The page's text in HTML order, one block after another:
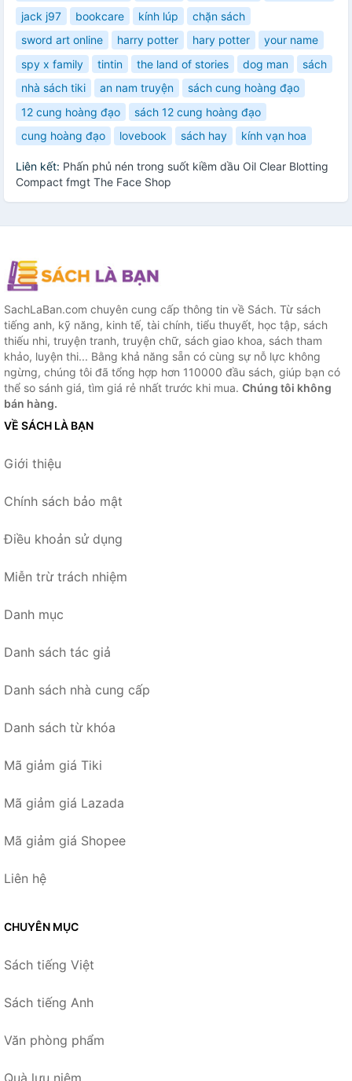
jack j97
bookcare kính lúp
chặn sách
sword art online
harry potter hary potter
your name
spy x family
tintin the land of stories dog man
sách
nhà sách tiki
an nam truyện
sách cung hoàng đạo
12 cung hoàng đạo
sách 12 cung hoàng đạo
cung hoàng đạo
lovebook sách hay kính vạn hoa
Liên kết: Phấn phủ nén trong suốt kiềm dầu Oil Clear Blotting
Compact fmgt The Face Shop
SachLaBan.com chuyên cung cấp thông tin về Sách. Từ sách
tiếng anh, kỹ năng, kinh tế, tài chính, tiểu thuyết, học tập, sách
thiếu nhi, truyện tranh, truyện chữ, sách giao khoa, sách tham
khảo, luyện thi... Bằng khả năng sẵn có cùng sự nỗ lực không
ngừng, chúng tôi đã tổng hợp hơn 110000 đầu sách, giúp bạn có
thể so sánh giá, tìm giá rẻ nhất trước khi mua. Chúng tôi không
bán hàng.
VỀ SÁCH LÀ BẠN
Giới thiệu
Chính sách bảo mật
Điều khoản sử dụng
Miễn trừ trách nhiệm
Danh mục
Danh sách tác giả
Danh sách nhà cung cấp
Danh sách từ khóa
Mã giảm giá Tiki
Mã giảm giá Lazada
Mã giảm giá Shopee
Liên hệ
CHUYÊN MỤC
Sách tiếng Việt
Sách tiếng Anh
Văn phòng phẩm